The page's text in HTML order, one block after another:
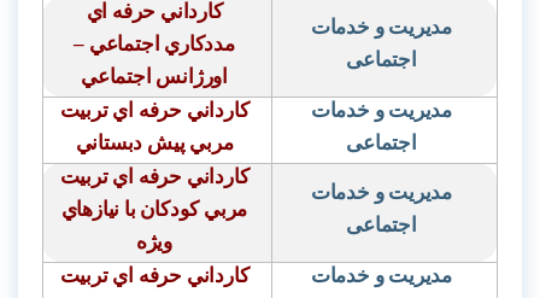
مدیریت و خدمات
اجتماعی
كارداني حرفه اي
مددكاري اجتماعي –
اورژانس اجتماعي
مدیریت و خدمات
اجتماعی
كارداني حرفه اي تربيت
مربي پيش دبستاني
مدیریت و خدمات
اجتماعی
كارداني حرفه اي تربيت
مربي كودكان با نيازهاي
ويژه
مدیریت و خدمات
كارداني حرفه اي تربيت